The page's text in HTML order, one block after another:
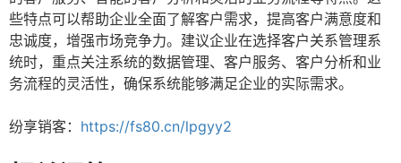
些特点可以帮助企业全面了解客户需求，提高客户满意度和
忠诚度，增强市场竞争力。建议企业在选择客户关系管理系
统时，重点关注系统的数据管理、客户服务、客户分析和业
务流程的灵活性，确保系统能够满足企业的实际需求。
纷享销客： https://fs80.cn/lpgyy2